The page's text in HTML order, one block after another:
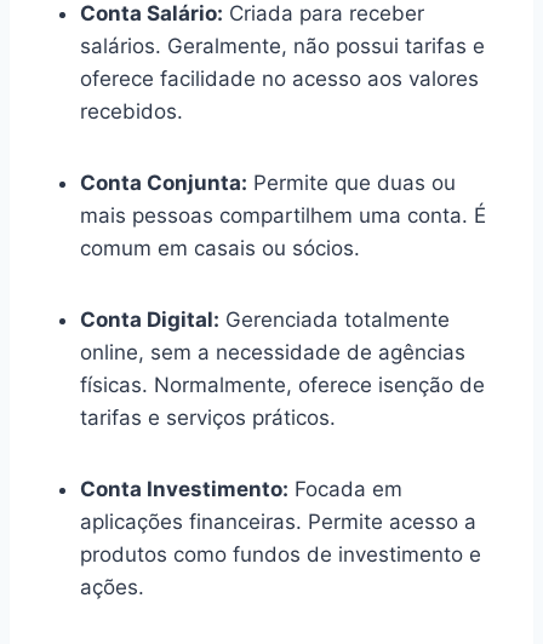
Conta Salário: Criada para receber
salários. Geralmente, não possui tarifas e
oferece facilidade no acesso aos valores
recebidos.
Conta Conjunta: Permite que duas ou
mais pessoas compartilhem uma conta. É
comum em casais ou sócios.
Conta Digital: Gerenciada totalmente
online, sem a necessidade de agências
físicas. Normalmente, oferece isenção de
tarifas e serviços práticos.
Conta Investimento: Focada em
aplicações financeiras. Permite acesso a
produtos como fundos de investimento e
ações.